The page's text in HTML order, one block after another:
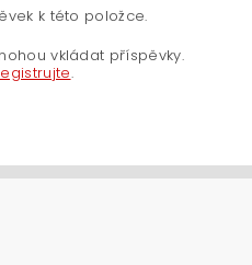
k této položce.
vkládat příspěvky.
.